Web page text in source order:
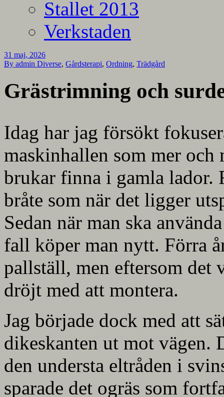
Stallet 2013
Verkstaden
31 maj, 2026
By admin Diverse, Gårdsterapi, Ordning, Trädgård
Grästrimning och
Idag har jag försökt
maskinhallen som mer
brukar finna i gamla lador.
bråte som när det ligger
Sedan när man ska
fall köper man nytt. Förra
pallställ, men eftersom det
dröjt med att montera.
Jag började dock med att
dikeskanten ut mot vägen.
den understa eltråden i
sparade det ogräs som